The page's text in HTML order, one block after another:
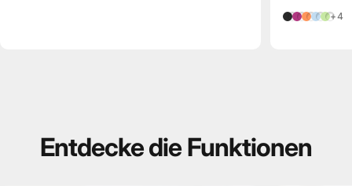
Schwarz
Pink
Orange
Grün
+4
EntdeckedieFunktionen